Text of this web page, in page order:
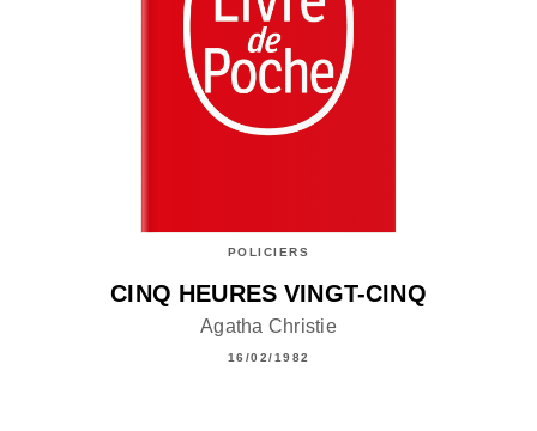
POLICIERS
CINQ HEURES VINGT-CINQ
Agatha Christie
16/02/1982